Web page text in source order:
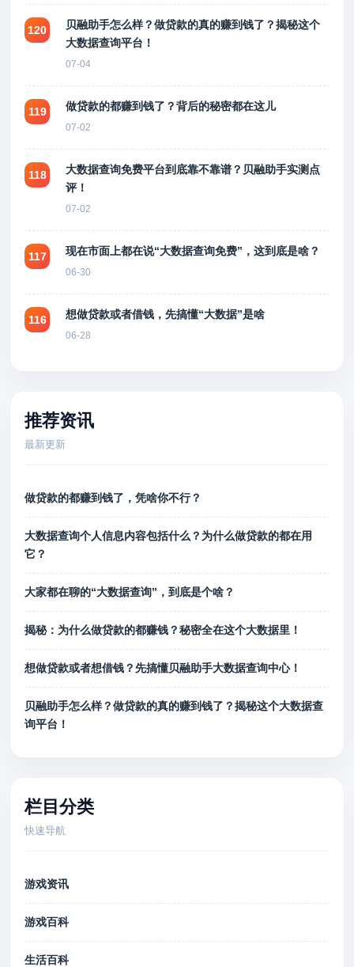
120
贝融助手怎么样？做贷款的真的赚到钱了？揭秘这个
大数据查询平台！
07-04
119 做贷款的都赚到钱了？背后的秘密都在这儿
07-02
118
大数据查询免费平台到底靠不靠谱？贝融助手实测点
评！
07-02
117 现在市面上都在说“大数据查询免费”，这到底是啥？
06-30
116 想做贷款或者借钱，先搞懂“大数据”是啥
06-28
推荐资讯
最新更新
做贷款的都赚到钱了，凭啥你不行？
大数据查询个人信息内容包括什么？为什么做贷款的都在用
它？
大家都在聊的“大数据查询”，到底是个啥？
揭秘：为什么做贷款的都赚钱？秘密全在这个大数据里！
想做贷款或者想借钱？先搞懂贝融助手大数据查询中心！
贝融助手怎么样？做贷款的真的赚到钱了？揭秘这个大数据查
询平台！
栏目分类
快速导航
游戏资讯
游戏百科
生活百科